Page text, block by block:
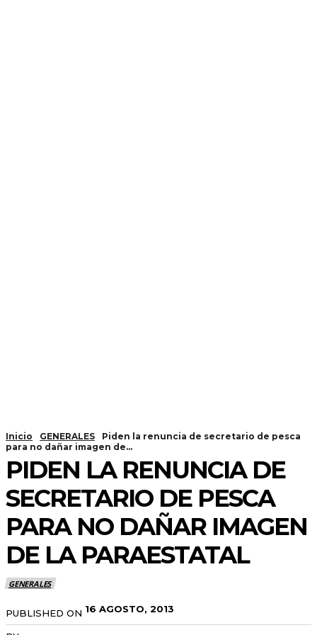
Inicio GENERALES
Piden la renuncia de secretario de pesca
para no dañar imagen de...
PIDEN LA RENUNCIA DE
SECRETARIO DE PESCA
PARA NO DAÑAR IMAGEN
DE LA PARAESTATAL
GENERALES
PUBLISHED ON 16 AGOSTO, 2013